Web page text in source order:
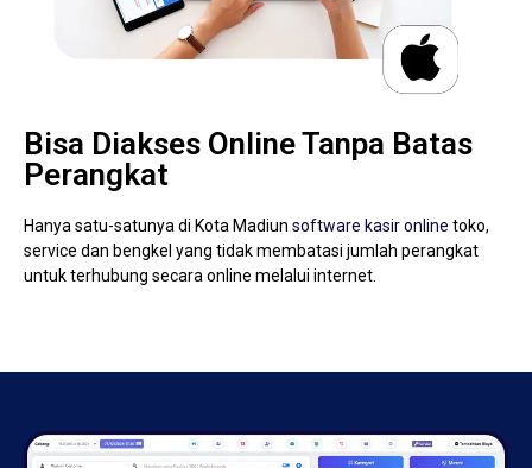
Bisa Diakses Online Tanpa Batas
Perangkat
Hanya satu-satunya di Kota Madiun software kasir online toko,
service dan bengkel yang tidak membatasi jumlah perangkat
untuk terhubung secara online melalui internet.